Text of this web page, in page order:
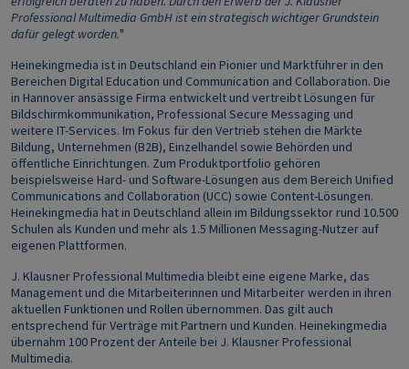
Professional Multimedia GmbH ist ein strategisch wichtiger Grundstein
dafür gelegt worden."
Heinekingmedia ist in Deutschland ein Pionier und Marktführer in den
Bereichen Digital Education und Communication and Collaboration. Die
in Hannover ansässige Firma entwickelt und vertreibt Lösungen für
Bildschirmkommunikation, Professional Secure Messaging und
weitere IT-Services. Im Fokus für den Vertrieb stehen die Märkte
Bildung, Unternehmen (B2B), Einzelhandel sowie Behörden und
öffentliche Einrichtungen. Zum Produktportfolio gehören
beispielsweise Hard- und Software-Lösungen aus dem Bereich Unified
Communications and Collaboration (UCC) sowie Content-Lösungen.
Heinekingmedia hat in Deutschland allein im Bildungssektor rund 10.500
Schulen als Kunden und mehr als 1.5 Millionen Messaging-Nutzer auf
eigenen Plattformen.
J. Klausner Professional Multimedia bleibt eine eigene Marke, das
Management und die Mitarbeiterinnen und Mitarbeiter werden in ihren
aktuellen Funktionen und Rollen übernommen. Das gilt auch
entsprechend für Verträge mit Partnern und Kunden. Heinekingmedia
übernahm 100 Prozent der Anteile bei J. Klausner Professional
Multimedia.